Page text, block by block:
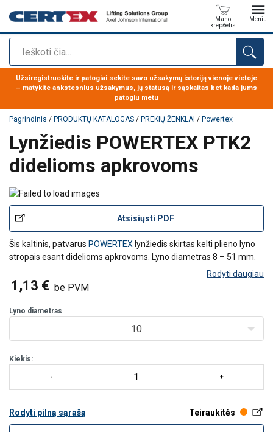
Paieška
Mano
krepšelis
Meniu
Produktas buvo pridėtas prie jūsų užklausos
Užsiregistruokite ir patogiai sekite savo užsakymų istoriją vienoje vietoje
– matykite ankstesnius užsakymus, jų statusą ir sąskaitas bet kada jums
patogiu metu
Pagrindinis / PRODUKTŲ KATALOGAS / PREKIŲ ŽENKLAI / Powertex
Lynžiedis POWERTEX PTK2
didelioms apkrovoms
Atsisiųsti PDF
Šis kaltinis, patvarus POWERTEX lynžiedis skirtas kelti plieno lyno
stropais esant didelioms apkrovoms. Lyno diametras 8 – 51 mm.
Trumpa informacija apie standartus
Rodyti daugiau
1,13 € be PVM
Lyno diametras
10
Kiekis:
Rodyti pilną sąrašą Teiraukitės